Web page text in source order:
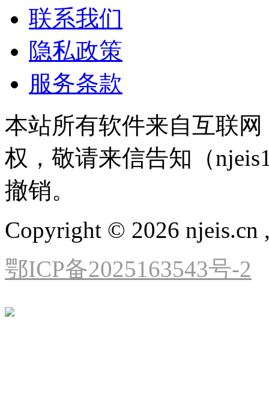
联系我们
隐私政策
服务条款
本站所有软件来自互联
权，敬请来信告知（
撤销。
Copyright © 2026 njeis.cn
鄂ICP备2025163543号-2